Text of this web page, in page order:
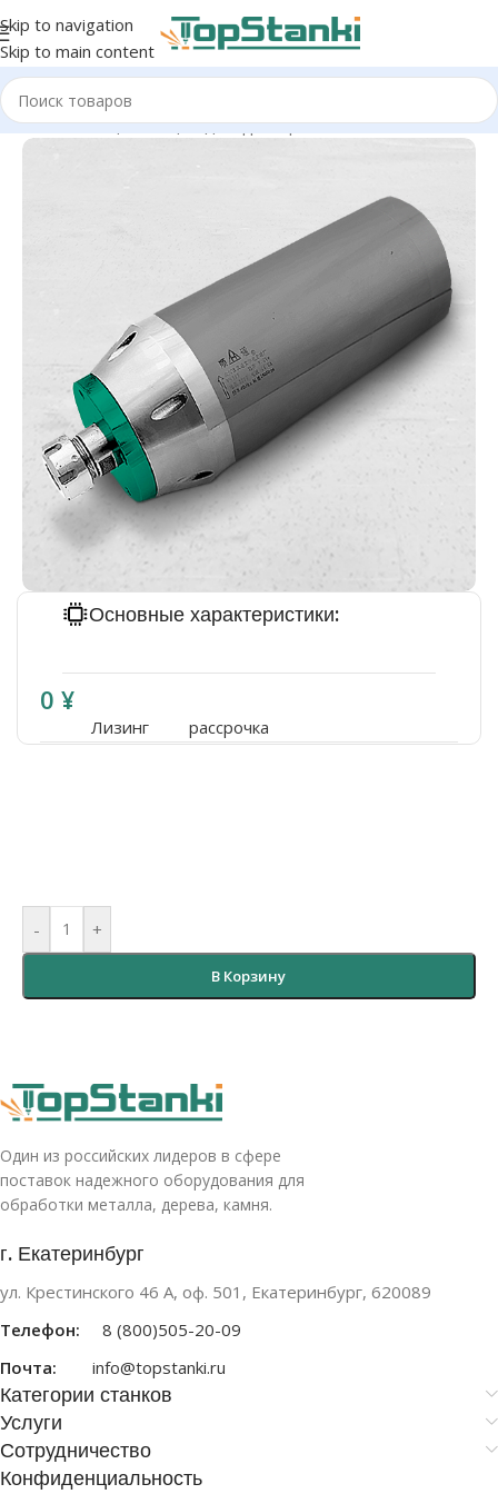
Skip to navigation
Skip to main content
Главная/Опции/Опции для фрезера ЧПУ
Шпиндель 3,2 кВт
Основные характеристики:
0 ¥
Лизинг рассрочка
- +
В Корзину
Один из российских лидеров в сфере
поставок надежного оборудования для
обработки металла, дерева, камня.
г. Екатеринбург
ул. Крестинского 46 А, оф. 501, Екатеринбург, 620089
Телефон:
8 (800)505-20-09
Почта:
info@topstanki.ru
Категории станков
Услуги
Сотрудничество
Конфиденциальность